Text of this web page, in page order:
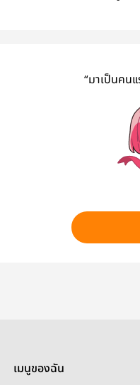
“มาเป็นคน
เมนูของฉัน